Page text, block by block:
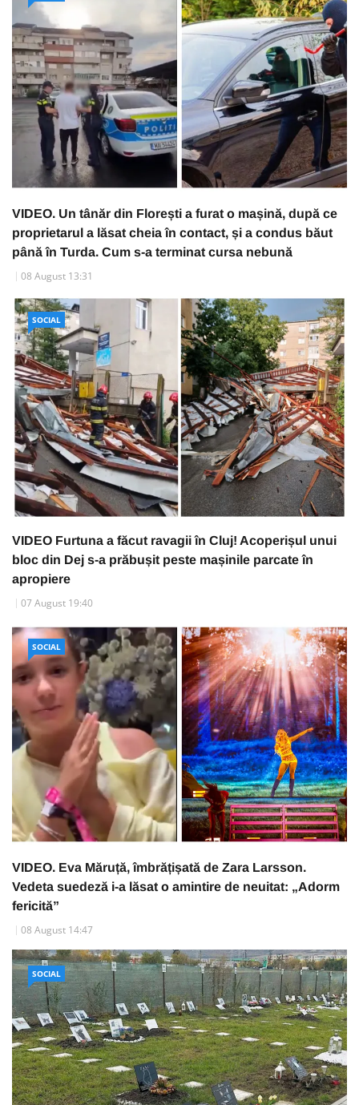
VIDEO. Un tânăr din Florești a furat o mașină, după ce
proprietarul a lăsat cheia în contact, și a condus băut
până în Turda. Cum s-a terminat cursa nebună
08 August 13:31
SOCIAL
VIDEO Furtuna a făcut ravagii în Cluj! Acoperișul unui
bloc din Dej s-a prăbușit peste mașinile parcate în
apropiere
07 August 19:40
SOCIAL
VIDEO. Eva Măruță, îmbrățișată de Zara Larsson.
Vedeta suedeză i-a lăsat o amintire de neuitat: „Adorm
fericită”
08 August 14:47
SOCIAL